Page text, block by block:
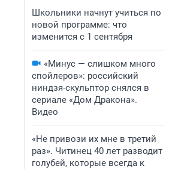
Школьники начнут учиться по
новой программе: что
изменится с 1 сентября
«Минус — слишком много
спойлеров»: российский
ниндзя-скульптор снялся в
сериале «Дом Дракона».
Видео
«Не привози их мне в третий
раз». Читинец 40 лет разводит
голубей, которые всегда к